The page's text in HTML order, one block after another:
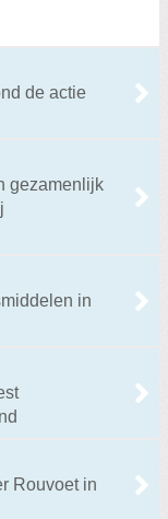
de actie
gezamenlijk
in
Rouvoet in